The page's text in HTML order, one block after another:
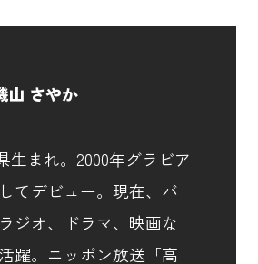
山 さやか
生まれ。2000年グラビア
てデビュー。現在、バ
ジオ、ドラマ、映画な
躍。ニッポン放送「高